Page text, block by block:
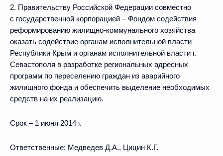
2. Правительству Российской Федерации совместно
с государственной корпорацией – Фондом содействия
реформированию жилищно-коммунального хозяйства
оказать содействие органам исполнительной власти
Республики Крым и органам исполнительной власти г.
Севастополя в разработке региональных адресных
программ по переселению граждан из аварийного
жилищного фонда и обеспечить выделение необходимых
средств на их реализацию.
Срок – 1 июня 2014 г.
Ответственные: Медведев Д.А., Цицин К.Г.